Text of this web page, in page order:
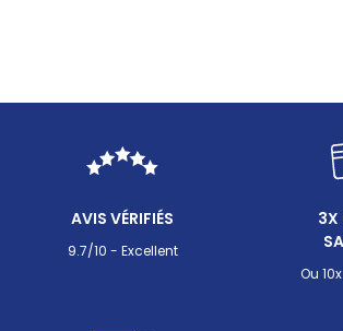
AVIS VÉRIFIÉS
9.7/10 - Excellent
3X
Ou